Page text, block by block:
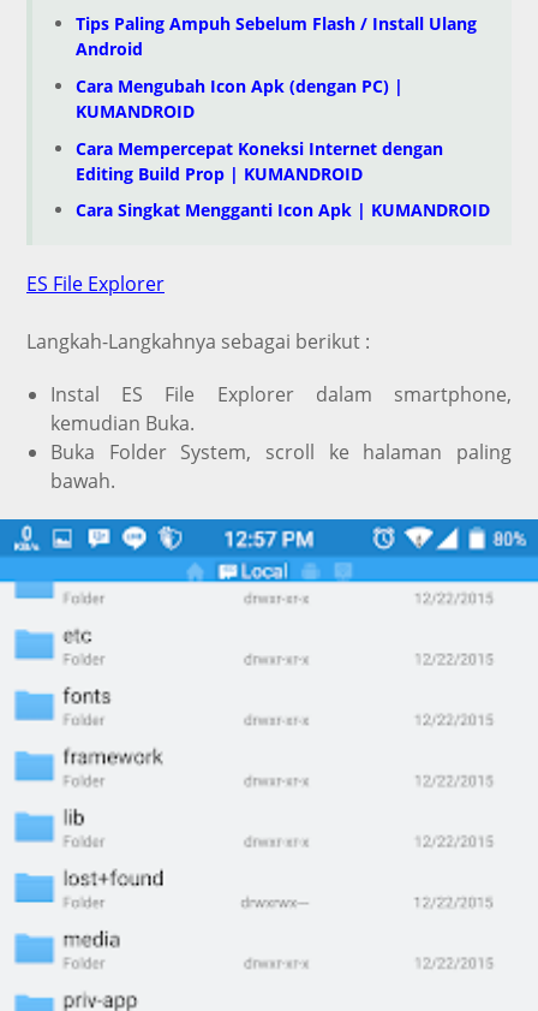
Tips Paling Ampuh Sebelum Flash / Install Ulang
Android
Cara Mengubah Icon Apk (dengan PC) |
KUMANDROID
Cara Mempercepat Koneksi Internet dengan
Editing Build Prop | KUMANDROID
Cara Singkat Mengganti Icon Apk | KUMANDROID
ES File Explorer
Langkah-Langkahnya sebagai berikut :
Instal ES File Explorer dalam smartphone,
kemudian Buka.
Buka Folder System, scroll ke halaman paling
bawah.